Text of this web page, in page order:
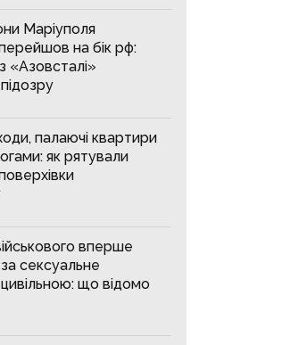
Маріуполя
на бік рф:
«Азовсталі»
палаючі квартири
як рятували
вперше
сексуальне
що відомо